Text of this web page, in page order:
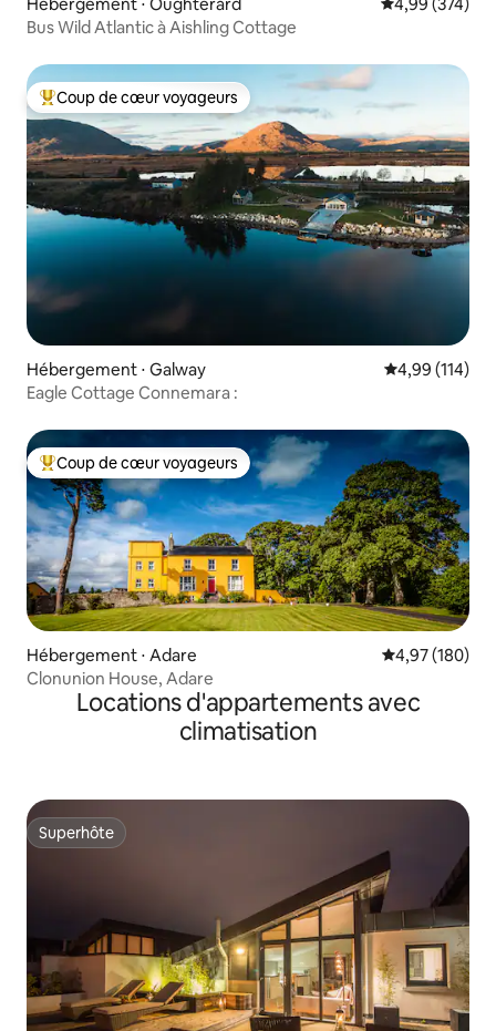
Hébergement ⋅ Oughterard Évaluation
4,99 (374)
Bus Wild Atlantic à Aishling Cottage
Coups de cœur voyageurs les plus appréciés
Coup de cœur voyageurs
Hébergement ⋅ Galway Évaluation
4,99 (114)
Eagle Cottage Connemara :
Coups de cœur voyageurs les plus appréciés
Coup de cœur voyageurs
Hébergement ⋅ Adare Évaluation
4,97 (180)
Clonunion House, Adare
Locations d'appartements avec
climatisation
Superhôte
Superhôte